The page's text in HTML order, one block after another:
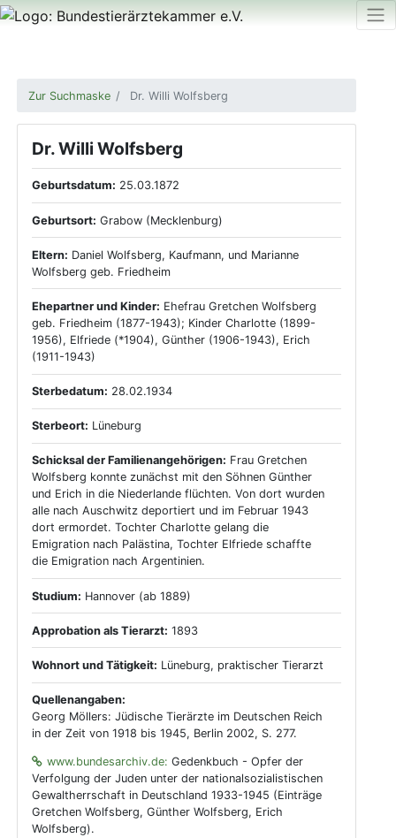
Zur Suchmaske Dr. Willi Wolfsberg
Dr. Willi Wolfsberg
Geburtsdatum: 25.03.1872
Geburtsort: Grabow (Mecklenburg)
Eltern: Daniel Wolfsberg, Kaufmann, und Marianne
Wolfsberg geb. Friedheim
Ehepartner und Kinder: Ehefrau Gretchen Wolfsberg
geb. Friedheim (1877-1943); Kinder Charlotte (1899-
1956), Elfriede (*1904), Günther (1906-1943), Erich
(1911-1943)
Sterbedatum: 28.02.1934
Sterbeort: Lüneburg
Schicksal der Familienangehörigen: Frau Gretchen
Wolfsberg konnte zunächst mit den Söhnen Günther
und Erich in die Niederlande flüchten. Von dort wurden
alle nach Auschwitz deportiert und im Februar 1943
dort ermordet. Tochter Charlotte gelang die
Emigration nach Palästina, Tochter Elfriede schaffte
die Emigration nach Argentinien.
Studium: Hannover (ab 1889)
Approbation als Tierarzt: 1893
Wohnort und Tätigkeit: Lüneburg, praktischer Tierarzt
Quellenangaben:
Georg Möllers: Jüdische Tierärzte im Deutschen Reich
in der Zeit von 1918 bis 1945, Berlin 2002, S. 277.
www.bundesarchiv.de: Gedenkbuch - Opfer der
Verfolgung der Juden unter der nationalsozialistischen
Gewaltherrschaft in Deutschland 1933-1945 (Einträge
Gretchen Wolfsberg, Günther Wolfsberg, Erich
Wolfsberg).